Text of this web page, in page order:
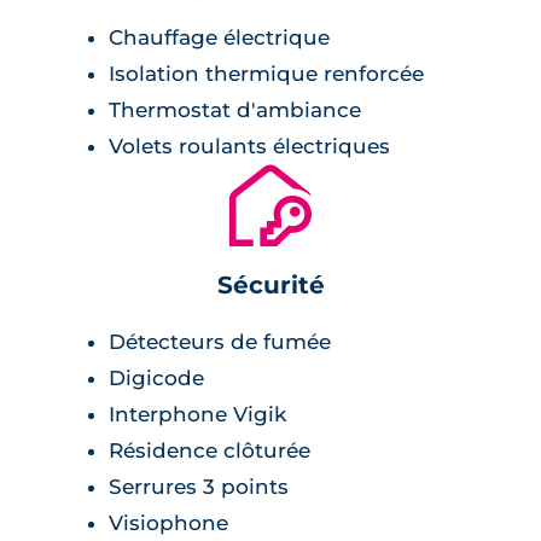
Chauffage électrique
Isolation thermique renforcée
Thermostat d'ambiance
Volets roulants électriques
🔐
Sécurité
Détecteurs de fumée
Digicode
Interphone Vigik
Résidence clôturée
Serrures 3 points
Visiophone